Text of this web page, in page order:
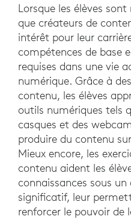
Lorsque les élèves
que créateurs de
intérêt pour leur
compétences de base
requises dans une vie
numérique. Grâce à
contenu, les élèves
outils numériques tels
casques et des
produire du contenu
Mieux encore, les
contenu aident les
connaissances sous
significatif, leur
renforcer le pouvoir de